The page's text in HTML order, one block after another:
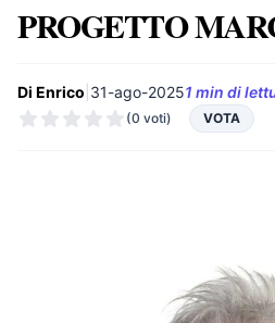
PROGETTO
Di Enrico 31-ago-20251 min di
(0 voti) VOTA